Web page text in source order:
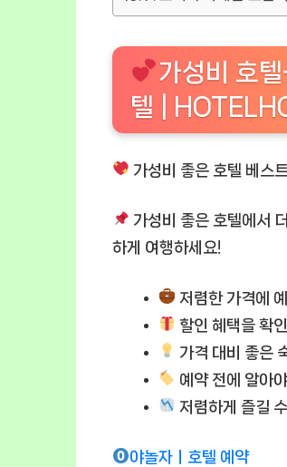
가성비 호
텔 |
가성비 좋은 호텔 베스
가성비 좋은 호텔에서
하게 여행하세요!
저렴한 가격에
할인 혜택을 확
가격 대비 좋은
예약 전에 알아
저렴하게 즐길
야놀자ㅣ호텔 예약